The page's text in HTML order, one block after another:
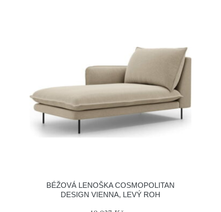
BÉŽOVÁ LENOŠKA COSMOPOLITAN
DESIGN VIENNA, LEVÝ ROH